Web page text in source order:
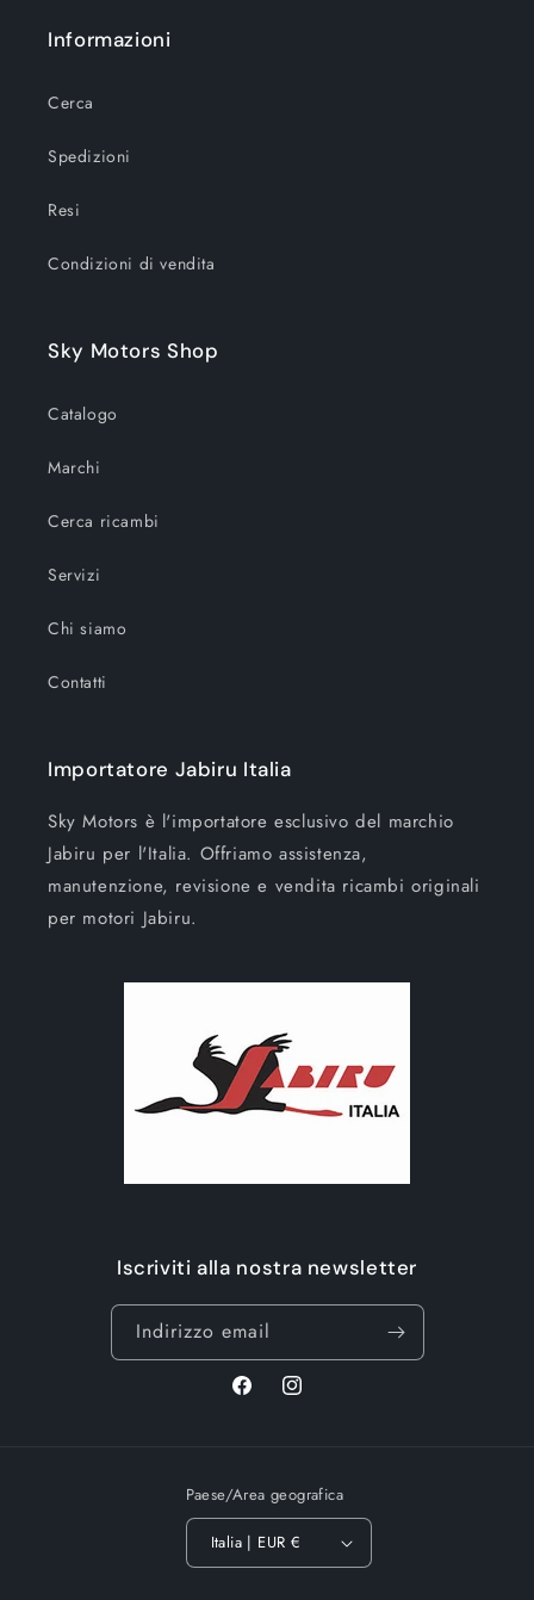
Informazioni
Cerca
Spedizioni
Resi
Condizioni di vendita
Sky Motors Shop
Catalogo
Marchi
Cerca ricambi
Servizi
Chi siamo
Contatti
Importatore Jabiru Italia
Sky Motors è l'importatore esclusivo del marchio
Jabiru per l'Italia. Offriamo assistenza,
manutenzione, revisione e vendita ricambi originali
per motori Jabiru.
Iscriviti alla nostra newsletter
Indirizzo email
FacebookInstagram
Paese/Area geografica
Italia | EUR €